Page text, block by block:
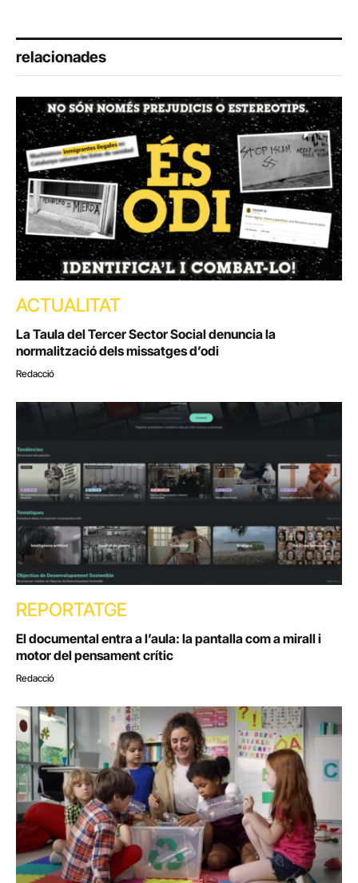
relacionades
ACTUALITAT
La Taula del Tercer Sector Social denuncia la
normalització dels missatges d’odi
Redacció
REPORTATGE
El documental entra a l’aula: la pantalla com a mirall i
motor del pensament crític
Redacció